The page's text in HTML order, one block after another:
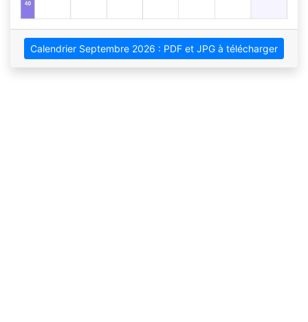
Calendrier Septembre 2026 : PDF et JPG à télécharger